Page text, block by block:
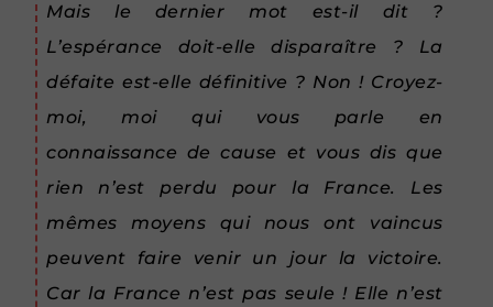
Mais le dernier mot est-il dit ?
L’espérance doit-elle disparaître ? La
défaite est-elle définitive ? Non ! Croyez-
moi, moi qui vous parle en
connaissance de cause et vous dis que
rien n’est perdu pour la France. Les
mêmes moyens qui nous ont vaincus
peuvent faire venir un jour la victoire.
Car la France n’est pas seule ! Elle n’est